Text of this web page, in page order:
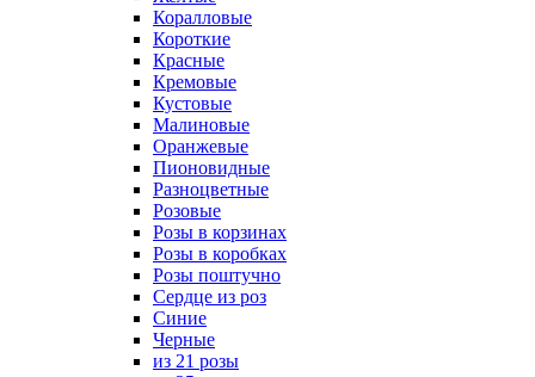
Коралловые
Короткие
Красные
Кремовые
Кустовые
Малиновые
Оранжевые
Пионовидные
Разноцветные
Розовые
Розы в корзинах
Розы в коробках
Розы поштучно
Сердце из роз
Синие
Черные
из 21 розы